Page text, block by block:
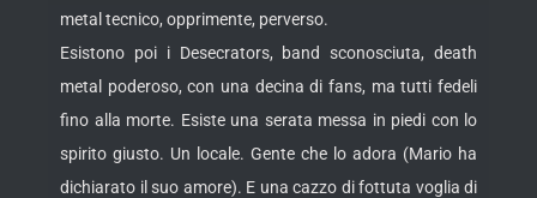
metal tecnico, opprimente, perverso.
Esistono poi i Desecrators, band sconosciuta, death
metal poderoso, con una decina di fans, ma tutti fedeli
fino alla morte. Esiste una serata messa in piedi con lo
spirito giusto. Un locale. Gente che lo adora (Mario ha
dichiarato il suo amore). E una cazzo di fottuta voglia di